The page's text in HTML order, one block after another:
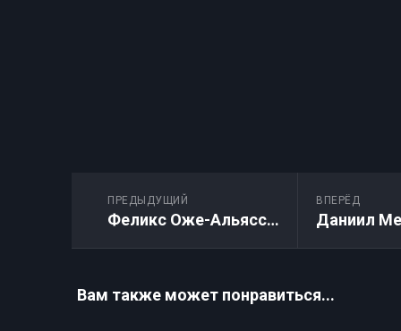
ВПЕРЁД
ПРЕДЫДУЩИЙ
Феликс Оже-Альяссим — Александр Шевченко: Прямая трансляция онлайн 29.06.2026
Вам также может понравиться...